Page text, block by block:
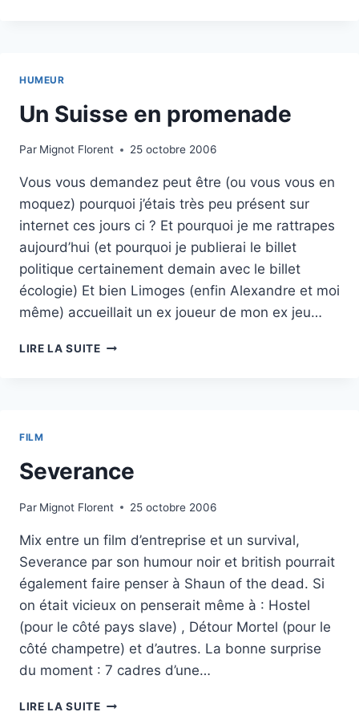
HUMEUR
Un Suisse en promenade
Par Mignot Florent 25 octobre 2006
Vous vous demandez peut être (ou vous vous en
moquez) pourquoi j’étais très peu présent sur
internet ces jours ci ? Et pourquoi je me rattrapes
aujourd’hui (et pourquoi je publierai le billet
politique certainement demain avec le billet
écologie) Et bien Limoges (enfin Alexandre et moi
même) accueillait un ex joueur de mon ex jeu…
LIRE LA SUITEUN
FILM
Severance
Par Mignot Florent 25 octobre 2006
Mix entre un film d’entreprise et un survival,
Severance par son humour noir et british pourrait
également faire penser à Shaun of the dead. Si
on était vicieux on penserait même à : Hostel
(pour le côté pays slave) , Détour Mortel (pour le
côté champetre) et d’autres. La bonne surprise
du moment : 7 cadres d’une…
LIRE LA SUITESEVERANCE